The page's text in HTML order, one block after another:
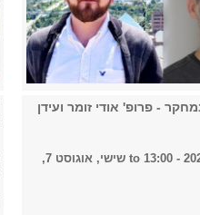
- פרופ' אודי זומר ועידן
שישי, אוגוסט 7,